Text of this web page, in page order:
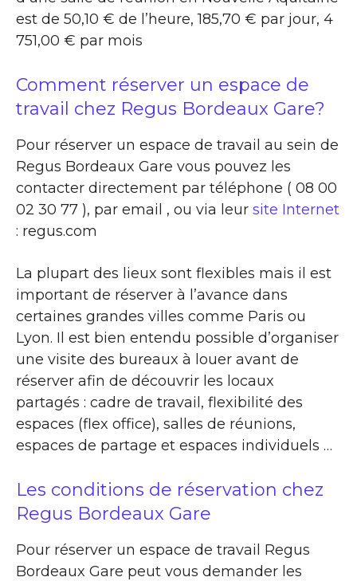
est de 50,10 € de l’heure, 185,70 € par jour, 4
751,00 € par mois
Comment réserver un espace de
travail chez Regus Bordeaux Gare?
Pour réserver un espace de travail au sein de
Regus Bordeaux Gare vous pouvez les
contacter directement par téléphone ( 08 00
02 30 77 ), par email , ou via leur site Internet
: regus.com
La plupart des lieux sont flexibles mais il est
important de réserver à l’avance dans
certaines grandes villes comme Paris ou
Lyon. Il est bien entendu possible d’organiser
une visite des bureaux à louer avant de
réserver afin de découvrir les locaux
partagés : cadre de travail, flexibilité des
espaces (flex office), salles de réunions,
espaces de partage et espaces individuels …
Les conditions de réservation chez
Regus Bordeaux Gare
Pour réserver un espace de travail Regus
Bordeaux Gare peut vous demander les